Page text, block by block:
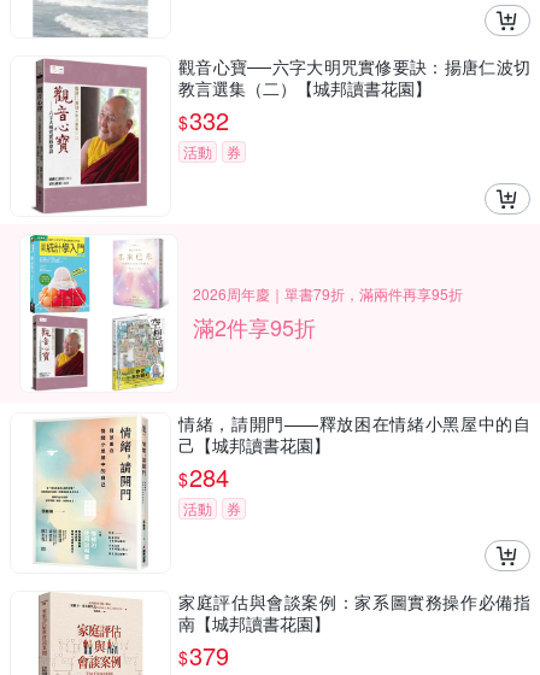
觀音心寶──六字大明咒實修要訣：揚唐仁波切
教言選集（二）【城邦讀書花園】
$332
活動 券
2026周年慶｜單書79折，滿兩件再享95折
滿2件享95折
情緒，請開門——釋放困在情緒小黑屋中的自
己【城邦讀書花園】
$284
活動 券
家庭評估與會談案例：家系圖實務操作必備指
南【城邦讀書花園】
$379